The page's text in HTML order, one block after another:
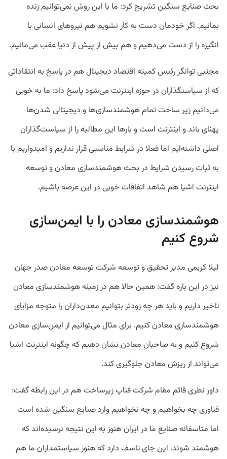
بحث صنایع سنگین تشریح کرد: ما با این روش نمی‌توانیم زنده
بمانیم. اگر خودمان دست به کار نشویم هم نیروهای انسانی با
انگیزه را از دست می‌دهیم و هم بیش از پیش از دنیا عقب می‌مانیم.
مجتبی توانگر رئیس کمیته اقتصاد دیجیتال هم در پاسخ به انتقاداتی
که از سیاستگذاران در حوزه اینترنت می‌شود پاسخ داد: ما به خوبی
می‌دانیم زیر ساخت تمام هوشمندسازی‌ها و دیجیتالی شدن‌ها
پهنای باند و اینترنت است و بارها این مطالبه را از سیاست‌گذاران
اصلی داشته‌ایم اما فعلا در شرایط مناسبی قرار نداریم و امیدواریم با
به ثبات رسیدن شرایط در بحث هوشمندسازی معادن و توسعه
اینترنت اشیا هم شاهد اتفاقات خوبی در این عرصه باشیم.
هوشمندسازی معادن را با ایمن‌سازی
شروع کنیم
لیلا کریمی مدیر تحقیق و توسعه شرکت توسعه معادن صدر جهان
نیز در این باره گفت: همین حالا هم در زمینه هوشمندسازی معادن
تاخیر داریم و باید هر چه زودتر بتوانیم معدن‌داران را متوجه مزایای
هوشمندسازی معادن کنیم. برای مثال می‌توانیم از ایمن‌سازی معادن
شروع کنیم و به صاحبان معادن نشان دهیم که چگونه اینترنت اشیا
می‌تواند از ریزش معادن جلوگیری کند.
داور نظری قائم مقام شرکت فناپ زیرساخت هم در این رابطه گفت:
فناوری چه بخواهیم و چه نخواهیم وارد صنایع سنگین شده است
اما متاسفانه صنایع ما در ایران هنوز به این نتیجه نرسیده‌اند که
هوشمند شوند. این جای تاسف دارد که هنوز سیاستمداران ما هم